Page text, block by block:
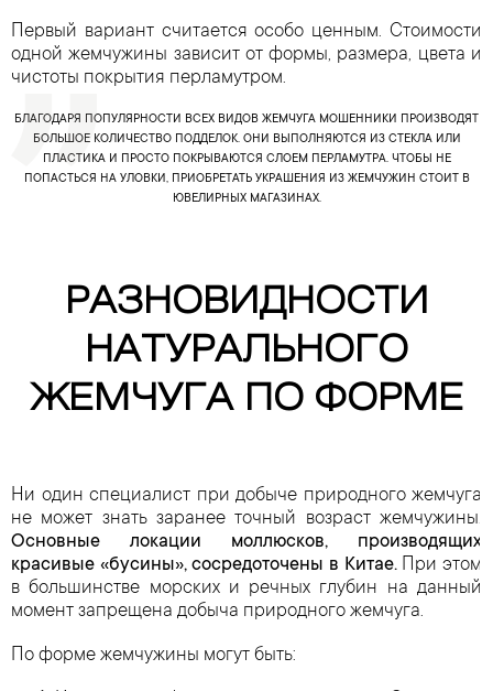
Первый вариант считается особо ценным. Стоимости
одной жемчужины зависит от формы, размера, цвета и
чистоты покрытия перламутром.
БЛАГОДАРЯ ПОПУЛЯРНОСТИ ВСЕХ ВИДОВ ЖЕМЧУГА МОШЕННИКИ ПРОИЗВОДЯТ
БОЛЬШОЕ КОЛИЧЕСТВО ПОДДЕЛОК. ОНИ ВЫПОЛНЯЮТСЯ ИЗ СТЕКЛА ИЛИ
ПЛАСТИКА И ПРОСТО ПОКРЫВАЮТСЯ СЛОЕМ ПЕРЛАМУТРА. ЧТОБЫ НЕ
ПОПАСТЬСЯ НА УЛОВКИ, ПРИОБРЕТАТЬ УКРАШЕНИЯ ИЗ ЖЕМЧУЖИН СТОИТ В
ЮВЕЛИРНЫХ МАГАЗИНАХ.
РАЗНОВИДНОСТИ
НАТУРАЛЬНОГО
ЖЕМЧУГА ПО ФОРМЕ
Ни один специалист при добыче природного жемчуга
не может знать заранее точный возраст жемчужины.
Основные локации моллюсков, производящих
красивые «бусины», сосредоточены в Китае.При этом
в большинстве морских и речных глубин на данный
момент запрещена добыча природного жемчуга.
По форме жемчужины могут быть: